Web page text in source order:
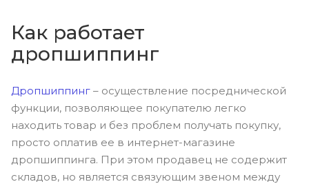
Как работает
дропшиппинг
Дропшиппинг – осуществление посреднической
функции, позволяющее покупателю легко
находить товар и без проблем получать покупку,
просто оплатив ее в интернет-магазине
дропшиппинга. При этом продавец не содержит
складов, но является связующим звеном между